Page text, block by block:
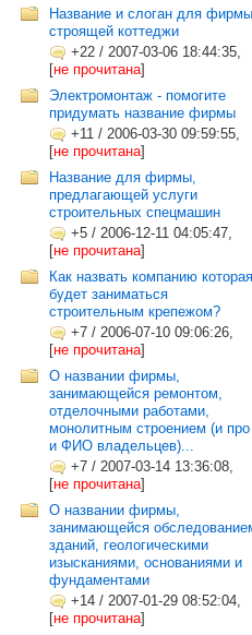
Название и слоган для фирмы
строящей коттеджи
+22 / 2007-03-06 18:44:35,
[не прочитана]
Электромонтаж - помогите
придумать название фирмы
+11 / 2006-03-30 09:59:55,
[не прочитана]
Название для фирмы,
предлагающей услуги
строительных спецмашин
+5 / 2006-12-11 04:05:47,
[не прочитана]
Как назвать компанию которая
будет заниматься
строительным крепежом?
+7 / 2006-07-10 09:06:26,
[не прочитана]
О названии фирмы,
занимающейся ремонтом,
отделочными работами,
монолитным строением (и про
и ФИО владельцев)...
+7 / 2007-03-14 13:36:08,
[не прочитана]
О названии фирмы,
занимающейся
зданий, геологическими
изысканиями, основаниями и
фундаментами
+14 / 2007-01-29 08:52:04,
[не прочитана]